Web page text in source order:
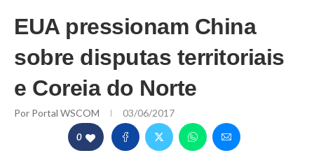
EUA pressionam China
sobre disputas territoriais
e Coreia do Norte
Por Portal WSCOM 03/06/2017
0